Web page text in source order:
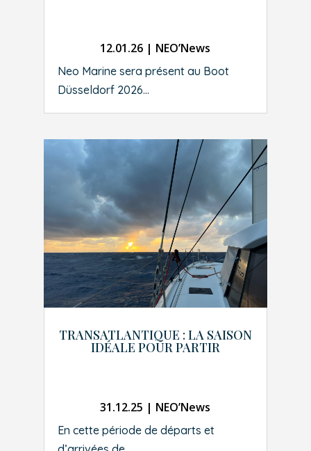
12.01.26 | NEO’News
Neo Marine sera présent au Boot
Düsseldorf 2026...
TRANSATLANTIQUE : LA SAISON
IDÉALE POUR PARTIR
31.12.25 | NEO’News
En cette période de départs et